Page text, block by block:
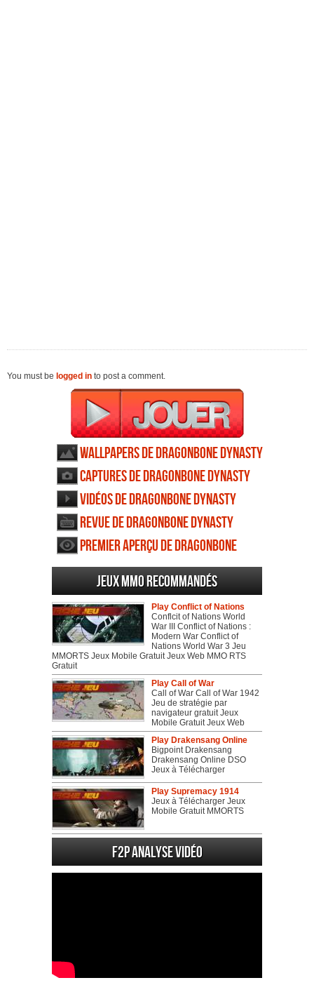
You must be logged in to post a comment.
Wallpapers de Dragonbone Dynasty
Captures de Dragonbone Dynasty
Vidéos de Dragonbone Dynasty
Revue de Dragonbone Dynasty
Premier aperçu de Dragonbone
Dynasty
Jeux MMO recommandés
Play Conflict of Nations
Conflcit of Nations World
War III Conflict of Nations :
Modern War Conflict of
Nations World War 3 Jeu
MMORTS Jeux Mobile Gratuit Jeux Web MMO RTS
Gratuit
Play Call of War
Call of War Call of War 1942
Jeu de stratégie par
navigateur gratuit Jeux
Mobile Gratuit Jeux Web
Play Drakensang Online
Bigpoint Drakensang
Drakensang Online DSO
Jeux à Télécharger
Play Supremacy 1914
Jeux à Télécharger Jeux
Mobile Gratuit MMORTS
F2P Analyse vidéo